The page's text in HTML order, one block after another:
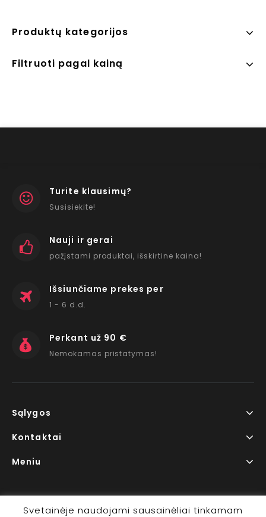
Produktų kategorijos
Filtruoti pagal kainą
Turite klausimų?
Susisiekite!
Nauji ir gerai
pažįstami produktai, išskirtine kaina!
Išsiunčiame prekes per
1 - 6 d.d.
Perkant už 90 €
Nemokamas pristatymas!
Sąlygos
Kontaktai
Meniu
Svetainėje naudojami sausainėliai tinkamam